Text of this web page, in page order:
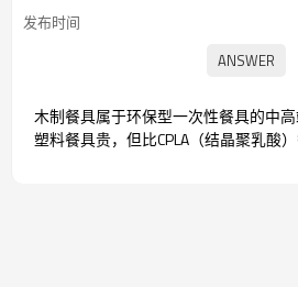
发布时间
木制餐具属于环保型一次性餐具的中
塑料餐具贵，但比CPLA（结晶聚乳酸）